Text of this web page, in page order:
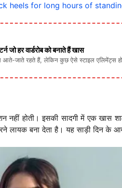
for long hours of standing-
जो हर वार्डरोब को बनाते हैं खास
आते-जाते रहते हैं, लेकिन कुछ ऐसे स्टाइल एलिमेंट्स
होती। इसकी सादगी में एक खास
बना देता है। यह साड़ी दिन के